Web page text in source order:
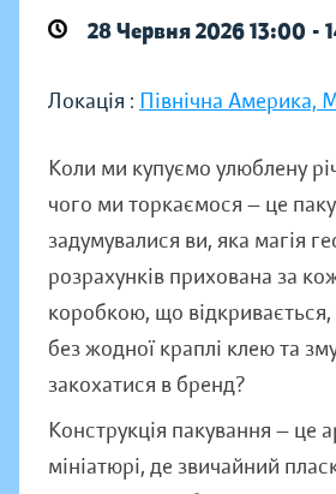
28 Червня 2026 13:00 -
Локація : Північна Америка,
Коли ми купуємо улюблену
чого ми торкаємося — це
задумувалися ви, яка магія
розрахунків прихована за
коробкою, що
без жодної краплі клею та
закохатися в бренд?
Конструкція пакування — це
мініатюрі, де звичайний